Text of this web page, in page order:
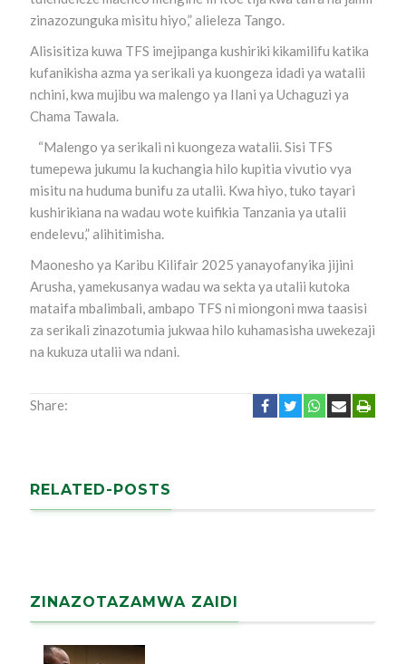
zinazozunguka misitu hiyo,” alieleza Tango.
Alisisitiza kuwa TFS imejipanga kushiriki kikamilifu katika
kufanikisha azma ya serikali ya kuongeza idadi ya watalii
nchini, kwa mujibu wa malengo ya Ilani ya Uchaguzi ya
Chama Tawala.
“Malengo ya serikali ni kuongeza watalii. Sisi TFS
tumepewa jukumu la kuchangia hilo kupitia vivutio vya
misitu na huduma bunifu za utalii. Kwa hiyo, tuko tayari
kushirikiana na wadau wote kuifikia Tanzania ya utalii
endelevu,” alihitimisha.
Maonesho ya Karibu Kilifair 2025 yanayofanyika jijini
Arusha, yamekusanya wadau wa sekta ya utalii kutoka
mataifa mbalimbali, ambapo TFS ni miongoni mwa taasisi
za serikali zinazotumia jukwaa hilo kuhamasisha uwekezaji
na kukuza utalii wa ndani.
Share:
RELATED-POSTS
ZINAZOTAZAMWA ZAIDI